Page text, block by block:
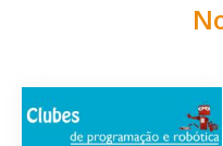
Páginas